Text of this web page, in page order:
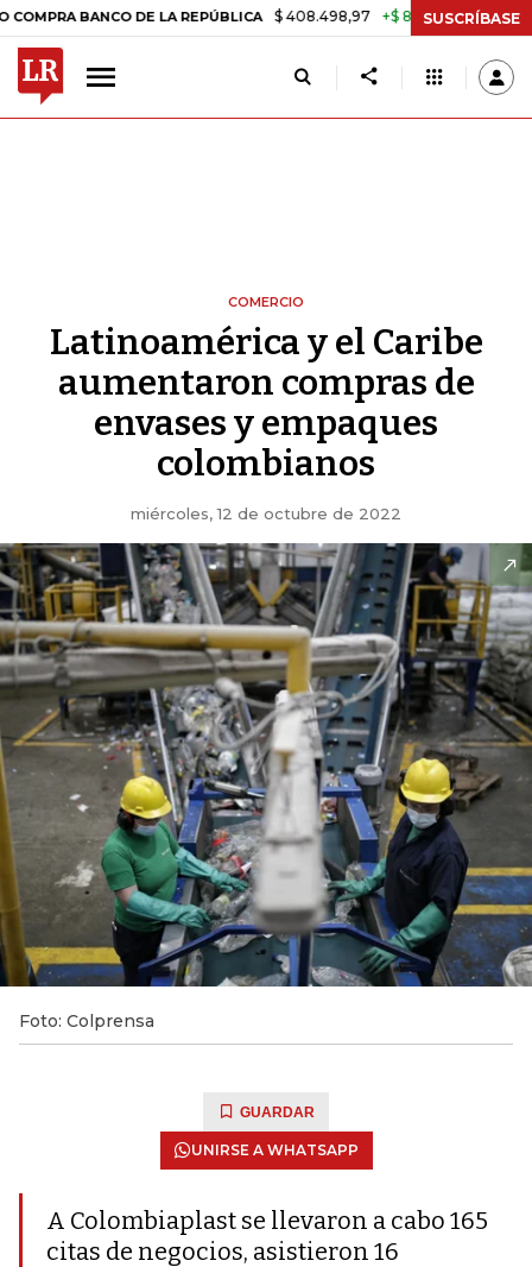
BANCO DE LA REPÚBLICA $ 408.498,97 +$ 8.753,81 +2,19%
SUSCRÍBASE
COMERCIO
Latinoamérica y el Caribe
aumentaron compras de
envases y empaques
colombianos
miércoles, 12 de octubre de 2022
Foto: Colprensa
GUARDAR
UNIRSE A WHATSAPP
A Colombiaplast se llevaron a cabo 165
citas de negocios, asistieron 16